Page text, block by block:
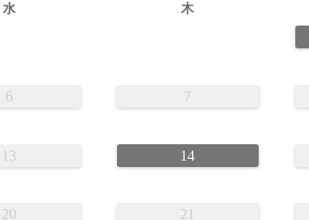
水 木
6 7
13 14
20 21